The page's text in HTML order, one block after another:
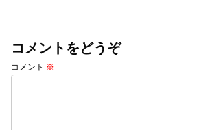
コメントをどうぞ
コメント ※